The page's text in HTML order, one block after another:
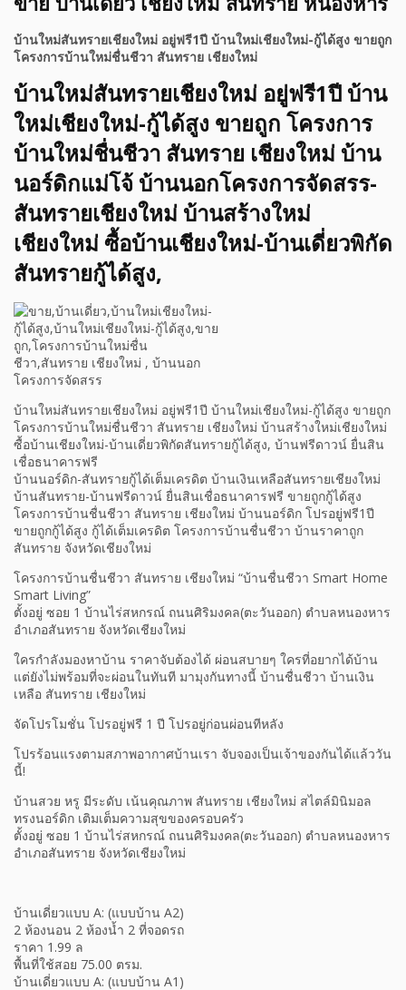
บ้านใหม่สันทรายเชียงใหม่ อยู่ฟรี1ปี บ้านใหม่เชียงใหม่-กู้ได้สูง ขายถูก
โครงการบ้านใหม่ชื่นชีวา สันทราย เชียงใหม่
บ้านใหม่สันทรายเชียงใหม่ อยู่ฟรี1ปี บ้าน
ใหม่เชียงใหม่-กู้ได้สูง ขายถูก โครงการ
บ้านใหม่ชื่นชีวา สันทราย เชียงใหม่ บ้าน
นอร์ดิกแม่โจ้ บ้านนอกโครงการจัดสรร-
สันทรายเชียงใหม่ บ้านสร้างใหม่
เชียงใหม่ ซื้อบ้านเชียงใหม่-บ้านเดี่ยวพิกัด
สันทรายกู้ได้สูง,
บ้านใหม่สันทรายเชียงใหม่ อยู่ฟรี1ปี บ้านใหม่เชียงใหม่-กู้ได้สูง ขายถูก
โครงการบ้านใหม่ชื่นชีวา สันทราย เชียงใหม่ บ้านสร้างใหม่เชียงใหม่
ซื้อบ้านเชียงใหม่-บ้านเดี่ยวพิกัดสันทรายกู้ได้สูง, บ้านฟรีดาวน์ ยื่นสิน
เชื่อธนาคารฟรี
บ้านนอร์ดิก-สันทรายกู้ได้เต็มเครดิต บ้านเงินเหลือสันทรายเชียงใหม่
บ้านสันทราย-บ้านฟรีดาวน์ ยื่นสินเชื่อธนาคารฟรี ขายถูกกู้ได้สูง
โครงการบ้านชื่นชีวา สันทราย เชียงใหม่ บ้านนอร์ดิก โปรอยู่ฟรี1ปี
ขายถูกกู้ได้สูง กู้ได้เต็มเครดิต โครงการบ้านชื่นชีวา บ้านราคาถูก
สันทราย จังหวัดเชียงใหม่
โครงการบ้านชื่นชีวา สันทราย เชียงใหม่ “บ้านชื่นชีวา Smart Home
Smart Living”
ตั้งอยู่ ซอย 1 บ้านไร่สหกรณ์ ถนนศิริมงคล(ตะวันออก) ตำบลหนองหาร
อำเภอสันทราย จังหวัดเชียงใหม่
ใครกำลังมองหาบ้าน ราคาจับต้องได้ ผ่อนสบายๆ ใครที่อยากได้บ้าน
แต่ยังไม่พร้อมที่จะผ่อนในทันที มามุงกันทางนี้ บ้านชื่นชีวา บ้านเงิน
เหลือ สันทราย เชียงใหม่
จัดโปรโมชั่น โปรอยู่ฟรี 1 ปี โปรอยู่ก่อนผ่อนทีหลัง
โปรร้อนแรงตามสภาพอากาศบ้านเรา จับจองเป็นเจ้าของกันได้แล้ววัน
นี้!
บ้านสวย หรู มีระดับ เน้นคุณภาพ สันทราย เชียงใหม่ สไตล์มินิมอล
ทรงนอร์ดิก เติมเต็มความสุขของครอบครัว
ตั้งอยู่ ซอย 1 บ้านไร่สหกรณ์ ถนนศิริมงคล(ตะวันออก) ตำบลหนองหาร
อำเภอสันทราย จังหวัดเชียงใหม่
บ้านเดี่ยวแบบ A: (แบบบ้าน A2)
2 ห้องนอน 2 ห้องน้ำ 2 ที่จอดรถ
ราคา 1.99 ล
พื้นที่ใช้สอย 75.00 ตรม.
บ้านเดี่ยวแบบ A: (แบบบ้าน A1)